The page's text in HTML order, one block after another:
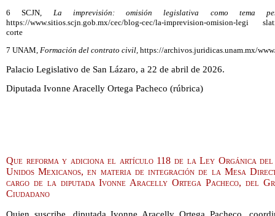
6 SCJN, La imprevisión: omisión legislativa como tema
https://www.sitios.scjn.gob.mx/cec/blog-cec/la-imprevision-omision-legi
corte
7 UNAM, Formación del contrato civil, https://archivos.juridicas.unam.mx/
Palacio Legislativo de San Lázaro, a 22 de abril de 2026.
Diputada Ivonne Aracelly Ortega Pacheco (rúbrica)
Que reforma y adiciona el artículo 118 de la Ley Orgánica del
Unidos Mexicanos, en materia de integración de la Mesa
cargo de la diputada Ivonne Aracelly Ortega Pacheco, del
Ciudadano